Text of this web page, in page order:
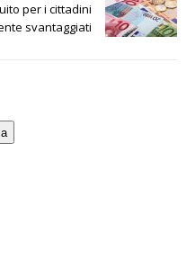
per i cittadini
svantaggiati